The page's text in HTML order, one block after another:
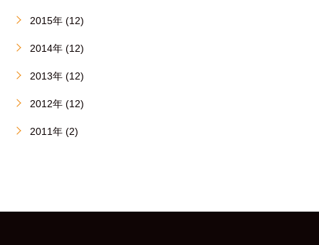
2015年 (12)
2014年 (12)
2013年 (12)
2012年 (12)
2011年 (2)